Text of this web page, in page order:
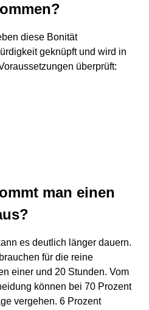
diese Bonität
geknüpft und wird in
überprüft:
man einen
es deutlich länger dauern.
für die reine
einer und 20 Stunden. Vom
können bei 70 Prozent
vergehen. 6 Prozent